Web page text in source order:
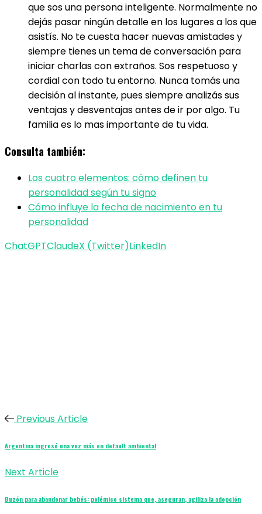
que sos una persona inteligente. Normalmente no
dejás pasar ningún detalle en los lugares a los que
asistís. No te cuesta hacer nuevas amistades y
siempre tienes un tema de conversación para
iniciar charlas con extraños. Sos respetuoso y
cordial con todo tu entorno. Nunca tomás una
decisión al instante, pues siempre analizás sus
ventajas y desventajas antes de ir por algo. Tu
familia es lo mas importante de tu vida.
Consulta también:
Los cuatro elementos: cómo definen tu
personalidad según tu signo
Cómo influye la fecha de nacimiento en tu
personalidad
ChatGPTClaudeX (Twitter)LinkedIn
Previous Article
Argentina ingresó una vez más en default ambiental
Next Article
Buzón para abandonar bebés: polémico sistema que, aseguran, agiliza la adopción